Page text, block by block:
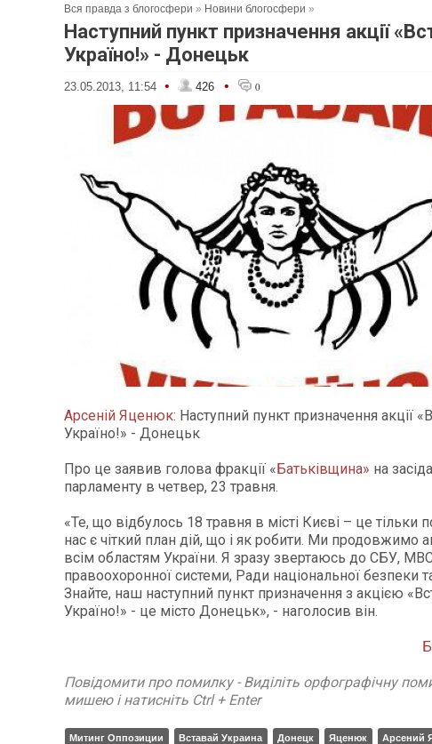
Вся правда з блогосфери » Новини блогосфери »
Наступний пункт призначення акції
Україно!» - Донецьк
23.05.2013, 11:54 • 426 • 0
Арсеній Яценюк: Наступний пункт призначення акції
Україно!» - Донецьк
Про це заявив голова фракції «Батьківщина» на
парламенту в четвер, 23 травня.
«Те, що відбулось 18 травня в місті Києві – це тільки
нас є чіткий план дій, що і як робити. Ми продовжимо
всім областям України. Я зразу звертаюсь до СБУ,
правоохоронної системи, Ради національної безпеки
Знайте, наш наступний пункт призначення з акцією
Україно!» - це місто Донецьк», - наголосив він.
Повідомити про помилку - Виділіть орфографічну
мишею і натисніть Ctrl + Enter
Митинг Оппозиции Вставай Украина Донецк Яценюк Арсений